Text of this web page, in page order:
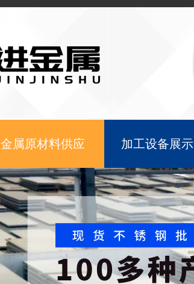
金属原材料供应 加工设备展示